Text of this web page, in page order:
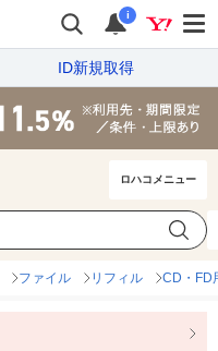
i
ID新規取得
ロハコメニュー
ファイル リフィル CD・FD